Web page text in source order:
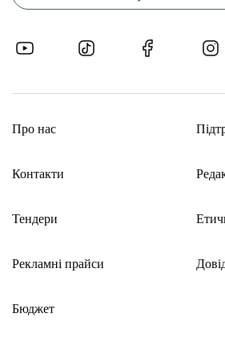
Про нас
Контакти
Тендери
Рекламні прайси
Бюджет